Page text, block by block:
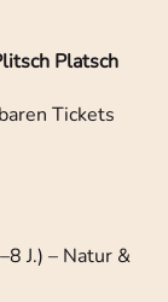
Platsch
Tickets
J.) – Natur &